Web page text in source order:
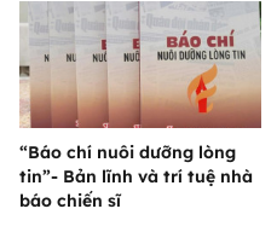
“Báo chí nuôi dưỡng lòng
tin”- Bản lĩnh và trí tuệ nhà
báo chiến sĩ